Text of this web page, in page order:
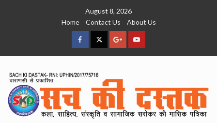
August 8, 2026
Home
Contact Us About Us
facebookTwitterGoogleYouTube